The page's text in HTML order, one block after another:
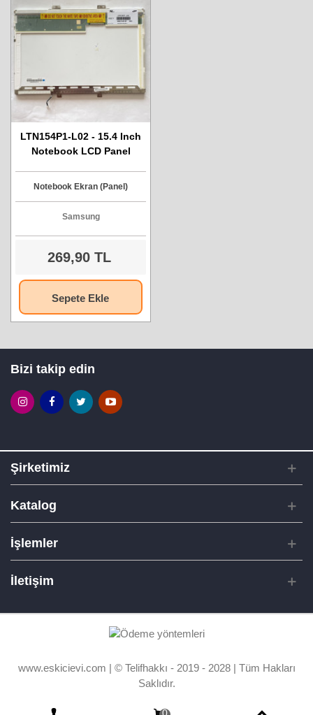
LTN154P1-L02 - 15.4 Inch
Notebook LCD Panel
Notebook Ekran (Panel)
Samsung
269,90 TL
Sepete Ekle
Bizi takip edin
Şirketimiz
Katalog
İşlemler
İletişim
www.eskicievi.com | © Telifhakkı - 2019 - 2028 | Tüm Hakları
Saklıdır.